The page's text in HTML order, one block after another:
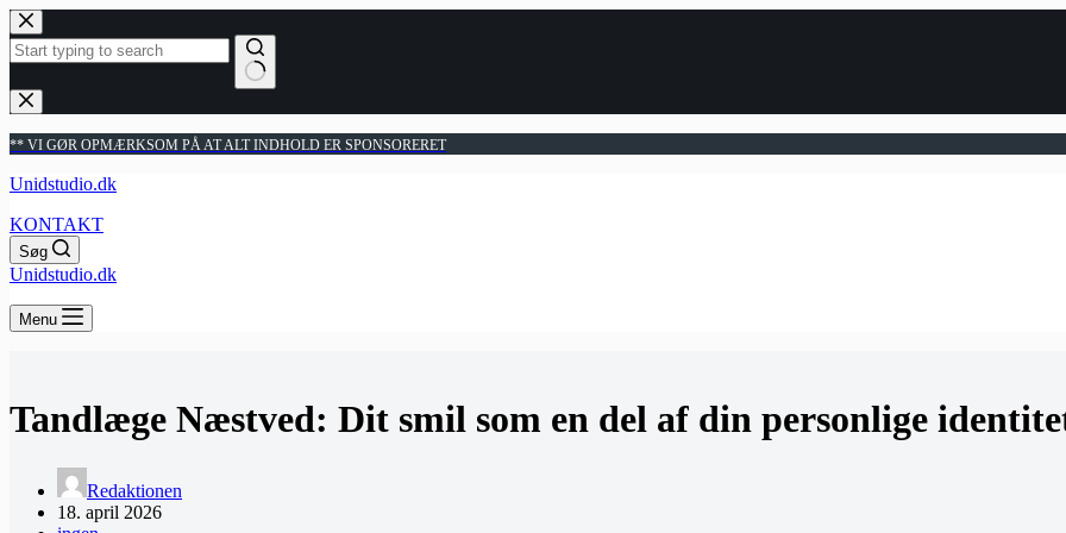
Fortsæt
til
indhold
Ingen
resultater
** VI GØR OPMÆRKSOM PÅ AT ALT INDHOLD ER SPONSORERET
Unidstudio.dk
KONTAKT
Søg
Unidstudio.dk
Menu
Tandlæge Næstved: Dit smil som en del af din personlige
Redaktionen
18. april 2026